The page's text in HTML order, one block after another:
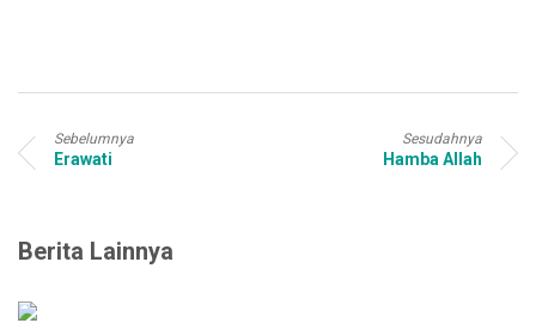
Sebelumnya
Erawati
Sesudahnya
Hamba Allah
Berita Lainnya